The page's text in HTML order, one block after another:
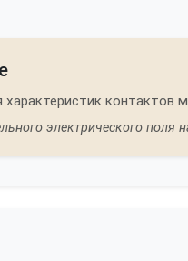
контактов
электрического поля